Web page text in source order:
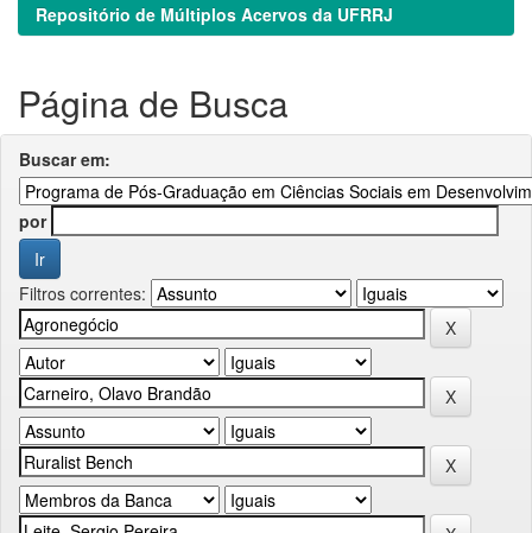
Repositório de Múltiplos Acervos da UFRRJ
Página de Busca
Buscar em:
por
Filtros correntes: